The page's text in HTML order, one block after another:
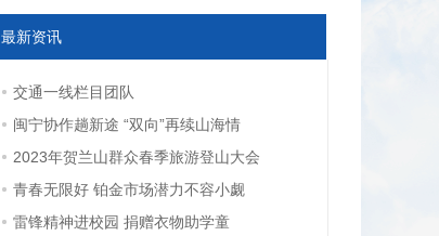
最新资讯
交通一线栏目团队
闽宁协作趟新途 “双向”再续山海情
2023年贺兰山群众春季旅游登山大会
青春无限好 铂金市场潜力不容小觑
雷锋精神进校园 捐赠衣物助学童